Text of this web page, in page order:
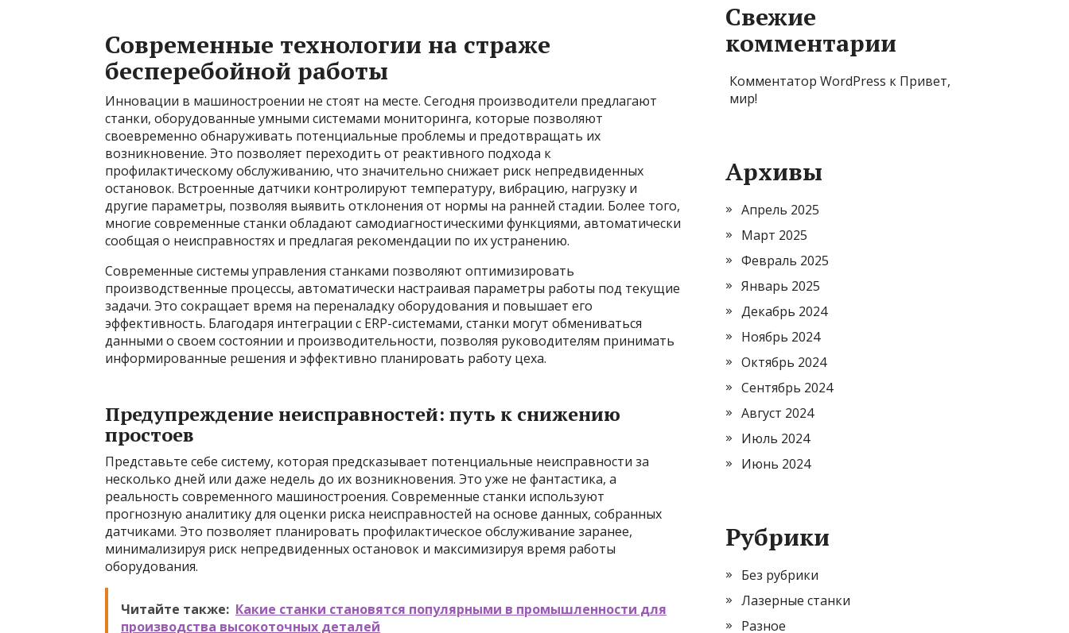
Современные технологии на страже
бесперебойной работы
Инновации в машиностроении не стоят на месте. Сегодня производители предлагают
станки, оборудованные умными системами мониторинга, которые позволяют
своевременно обнаруживать потенциальные проблемы и предотвращать их
возникновение. Это позволяет переходить от реактивного подхода к
профилактическому обслуживанию, что значительно снижает риск непредвиденных
остановок. Встроенные датчики контролируют температуру, вибрацию, нагрузку и
другие параметры, позволяя выявить отклонения от нормы на ранней стадии. Более того,
многие современные станки обладают самодиагностическими функциями, автоматически
сообщая о неисправностях и предлагая рекомендации по их устранению.
Современные системы управления станками позволяют оптимизировать
производственные процессы, автоматически настраивая параметры работы под текущие
задачи. Это сокращает время на переналадку оборудования и повышает его
эффективность. Благодаря интеграции с ERP-системами, станки могут обмениваться
данными о своем состоянии и производительности, позволяя руководителям принимать
информированные решения и эффективно планировать работу цеха.
Предупреждение неисправностей: путь к снижению
простоев
Представьте себе систему, которая предсказывает потенциальные неисправности за
несколько дней или даже недель до их возникновения. Это уже не фантастика, а
реальность современного машиностроения. Современные станки используют
прогнозную аналитику для оценки риска неисправностей на основе данных, собранных
датчиками. Это позволяет планировать профилактическое обслуживание заранее,
минимализируя риск непредвиденных остановок и максимизируя время работы
оборудования.
Читайте также: Какие станки становятся популярными в промышленности для
производства высокоточных деталей
Свежие
комментарии
Комментатор WordPress к Привет,
мир!
Архивы
Апрель 2025
Март 2025
Февраль 2025
Январь 2025
Декабрь 2024
Ноябрь 2024
Октябрь 2024
Сентябрь 2024
Август 2024
Июль 2024
Июнь 2024
Рубрики
Без рубрики
Лазерные станки
Разное